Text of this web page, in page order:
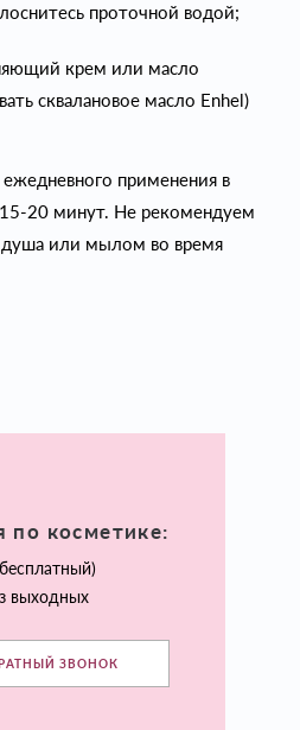
проточной водой;
крем или масло
сквалановое масло Enhel)
применения в
20 минут. Не рекомендуем
душа или мылом во время
по косметике:
выходных
ЗВОНОК